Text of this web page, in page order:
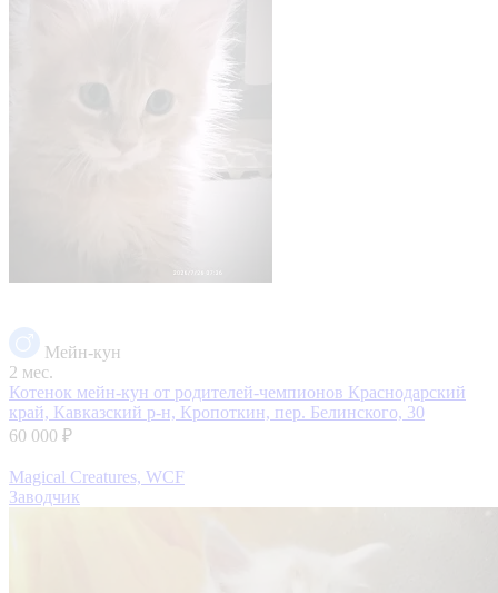
Мейн-кун
2 мес.
Котенок мейн-кун от родителей-чемпионов Краснодарский
край, Кавказский р-н, Кропоткин, пер. Белинского, 30
60 000 ₽
Magical Creatures, WCF
Заводчик